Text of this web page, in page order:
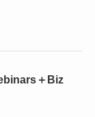
＋Biz